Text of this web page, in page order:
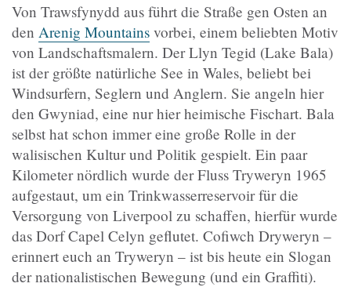
Von Trawsfynydd aus führt die Straße gen Osten an
den Arenig Mountains vorbei, einem beliebten Motiv
von Landschaftsmalern. Der Llyn Tegid (Lake Bala)
ist der größte natürliche See in Wales, beliebt bei
Windsurfern, Seglern und Anglern. Sie angeln hier
den Gwyniad, eine nur hier heimische Fischart. Bala
selbst hat schon immer eine große Rolle in der
walisischen Kultur und Politik gespielt. Ein paar
Kilometer nördlich wurde der Fluss Tryweryn 1965
aufgestaut, um ein Trinkwasserreservoir für die
Versorgung von Liverpool zu schaffen, hierfür wurde
das Dorf Capel Celyn geflutet. Cofiwch Dryweryn –
erinnert euch an Tryweryn – ist bis heute ein Slogan
der nationalistischen Bewegung (und ein Graffiti).